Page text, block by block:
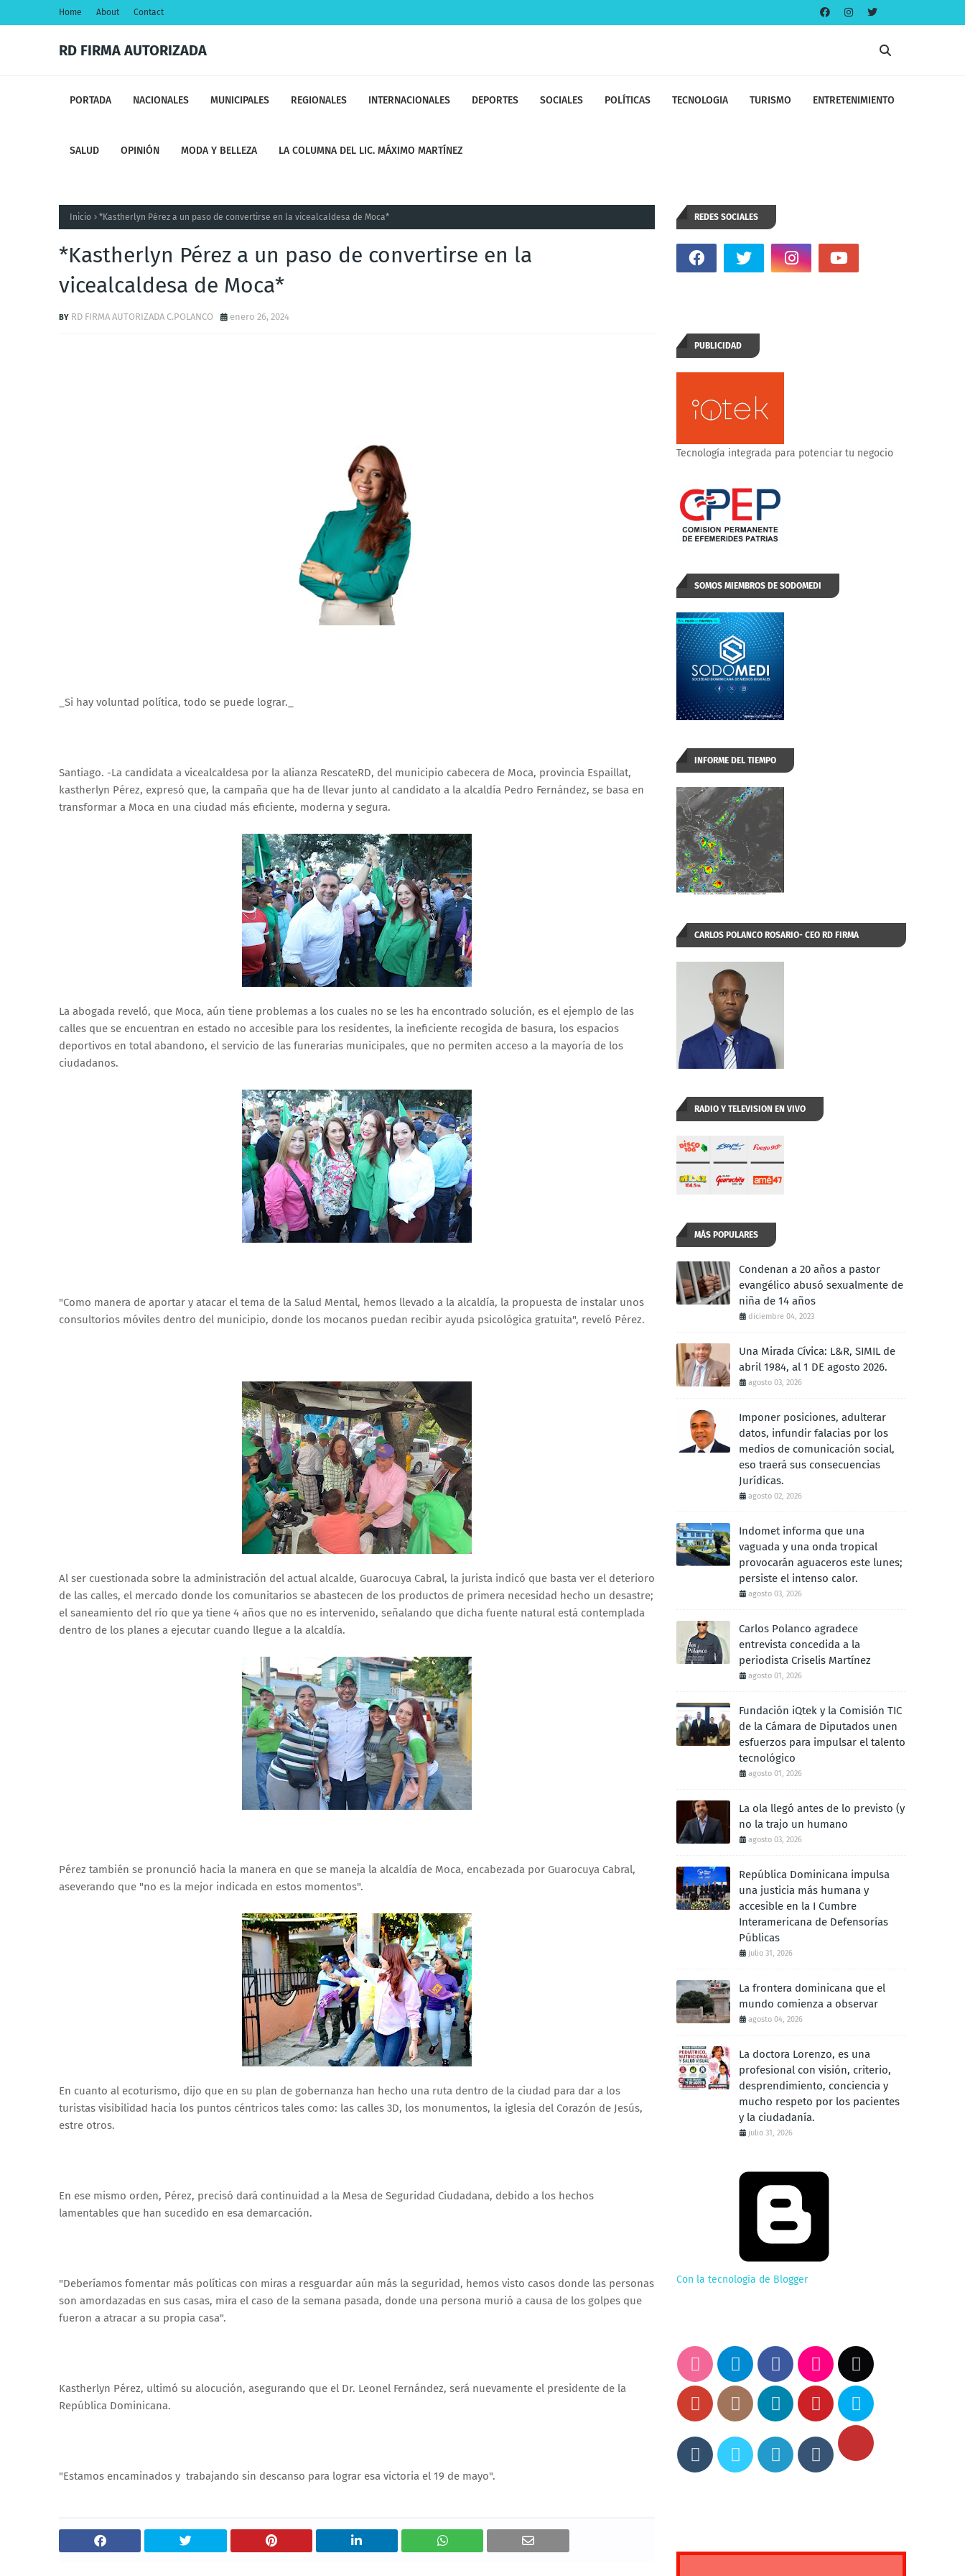
Home About Contact
RD FIRMA AUTORIZADA
PORTADA NACIONALES MUNICIPALES REGIONALES INTERNACIONALES DEPORTES SOCIALES POLÍTICAS TECNOLOGIA TURISMO ENTRETENIMIENTO
SALUD OPINIÓN MODA Y BELLEZA LA COLUMNA DEL LIC. MÁXIMO MARTÍNEZ
Inicio *Kastherlyn Pérez a un paso de convertirse en la vicealcaldesa de Moca*
*Kastherlyn Pérez a un paso de convertirse en la
vicealcaldesa de Moca*
RD FIRMA AUTORIZADA C.POLANCO enero 26, 2024
_Si hay voluntad política, todo se puede lograr._
Santiago. -La candidata a vicealcaldesa por la alianza RescateRD, del municipio cabecera de Moca, provincia Espaillat,
kastherlyn Pérez, expresó que, la campaña que ha de llevar junto al candidato a la alcaldía Pedro Fernández, se basa en
transformar a Moca en una ciudad más eficiente, moderna y segura.
La abogada reveló, que Moca, aún tiene problemas a los cuales no se les ha encontrado solución, es el ejemplo de las
calles que se encuentran en estado no accesible para los residentes, la ineficiente recogida de basura, los espacios
deportivos en total abandono, el servicio de las funerarias municipales, que no permiten acceso a la mayoría de los
ciudadanos.
"Como manera de aportar y atacar el tema de la Salud Mental, hemos llevado a la alcaldía, la propuesta de instalar unos
consultorios móviles dentro del municipio, donde los mocanos puedan recibir ayuda psicológica gratuita", reveló Pérez.
Al ser cuestionada sobre la administración del actual alcalde, Guarocuya Cabral, la jurista indicó que basta ver el deterioro
de las calles, el mercado donde los comunitarios se abastecen de los productos de primera necesidad hecho un desastre;
el saneamiento del río que ya tiene 4 años que no es intervenido, señalando que dicha fuente natural está contemplada
dentro de los planes a ejecutar cuando llegue a la alcaldía.
Pérez también se pronunció hacia la manera en que se maneja la alcaldía de Moca, encabezada por Guarocuya Cabral,
aseverando que "no es la mejor indicada en estos momentos".
En cuanto al ecoturismo, dijo que en su plan de gobernanza han hecho una ruta dentro de la ciudad para dar a los
turistas visibilidad hacia los puntos céntricos tales como: las calles 3D, los monumentos, la iglesia del Corazón de Jesús,
estre otros.
En ese mismo orden, Pérez, precisó dará continuidad a la Mesa de Seguridad Ciudadana, debido a los hechos
lamentables que han sucedido en esa demarcación.
"Deberíamos fomentar más políticas con miras a resguardar aún más la seguridad, hemos visto casos donde las personas
son amordazadas en sus casas, mira el caso de la semana pasada, donde una persona murió a causa de los golpes que
fueron a atracar a su propia casa".
Kastherlyn Pérez, ultimó su alocución, asegurando que el Dr. Leonel Fernández, será nuevamente el presidente de la
República Dominicana.
"Estamos encaminados y trabajando sin descanso para lograr esa victoria el 19 de mayo".
REDES SOCIALES
PUBLICIDAD
Tecnología integrada para potenciar tu negocio
SOMOS MIEMBROS DE SODOMEDI
INFORME DEL TIEMPO
CARLOS POLANCO ROSARIO- CEO RD FIRMA
AUTORIZADA
RADIO Y TELEVISION EN VIVO
MÁS POPULARES
Condenan a 20 años a pastor
evangélico abusó sexualmente de
niña de 14 años
diciembre 04, 2023
Una Mirada Cívica: L&R, SIMIL de
abril 1984, al 1 DE agosto 2026.
agosto 03, 2026
Imponer posiciones, adulterar
datos, infundir falacias por los
medios de comunicación social,
eso traerá sus consecuencias
Jurídicas.
agosto 02, 2026
Indomet informa que una
vaguada y una onda tropical
provocarán aguaceros este lunes;
persiste el intenso calor.
agosto 03, 2026
Carlos Polanco agradece
entrevista concedida a la
periodista Criselis Martínez
agosto 01, 2026
Fundación iQtek y la Comisión TIC
de la Cámara de Diputados unen
esfuerzos para impulsar el talento
tecnológico
agosto 01, 2026
La ola llegó antes de lo previsto (y
no la trajo un humano
agosto 03, 2026
República Dominicana impulsa
una justicia más humana y
accesible en la I Cumbre
Interamericana de Defensorías
Públicas
julio 31, 2026
La frontera dominicana que el
mundo comienza a observar
agosto 04, 2026
La doctora Lorenzo, es una
profesional con visión, criterio,
desprendimiento, conciencia y
mucho respeto por los pacientes
y la ciudadanía.
julio 31, 2026
Con la tecnología de Blogger